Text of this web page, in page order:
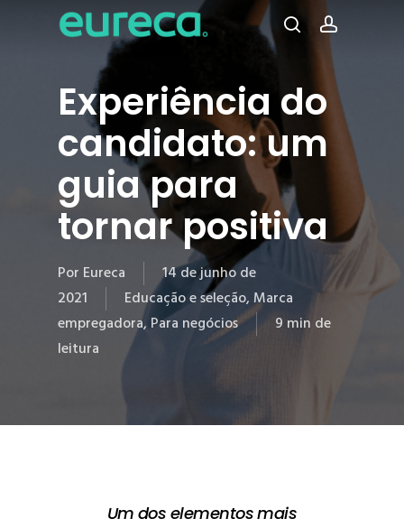
conteúdo
procuraconta
Experiência do
candidato: um
guia para
tornar positiva
Por Eureca
14 de junho de
2021
Educação e seleção,Marca
empregadora, Para negócios
9 min de
leitura
Um dos elementos mais